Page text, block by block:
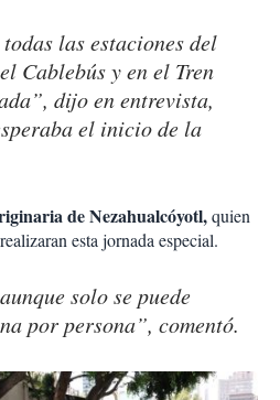
las estaciones del
Cablebús y en el Tren
dijo en entrevista,
el inicio de la
de Nezahualcóyotl,quien
esta jornada especial.
solo se puede
por persona”, comentó.